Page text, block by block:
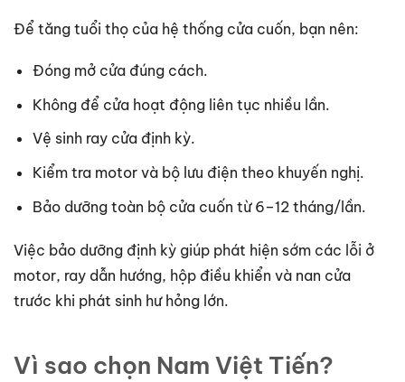
Để tăng tuổi thọ của hệ thống cửa cuốn, bạn nên:
Đóng mở cửa đúng cách.
Không để cửa hoạt động liên tục nhiều lần.
Vệ sinh ray cửa định kỳ.
Kiểm tra motor và bộ lưu điện theo khuyến nghị.
Bảo dưỡng toàn bộ cửa cuốn từ 6–12 tháng/lần.
Việc bảo dưỡng định kỳ giúp phát hiện sớm các lỗi ở
motor, ray dẫn hướng, hộp điều khiển và nan cửa
trước khi phát sinh hư hỏng lớn.
Vì sao chọn Nam Việt Tiến?